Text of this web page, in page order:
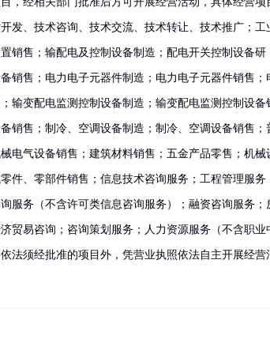
发、技术咨询、技术交流、技术转让、技术推广；工
销售；输配电及控制设备制造；配电开关控制设备研
销售；电力电子元器件制造；电力电子元器件销售；
输变配电监测控制设备制造；输变配电监测控制设备
销售；制冷、空调设备制造；制冷、空调设备销售；
电气设备销售；建筑材料销售；五金产品零售；机械
件、零部件销售；信息技术咨询服务；工程管理服务
服务（不含许可类信息咨询服务）；融资咨询服务；
贸易咨询；咨询策划服务；人力资源服务（不含职业
法须经批准的项目外，凭营业执照依法自主开展经营